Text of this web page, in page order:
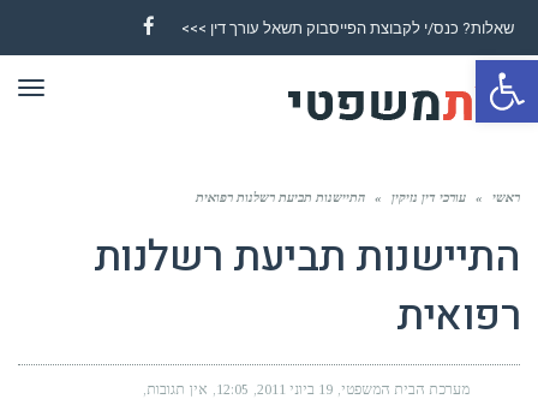
פתח סרגל נגישות
שאלות? כנס/י לקבוצת הפייסבוק תשאל עורך דין >>>
Facebook
ראשי » עורכי דין נזיקין » התיישנות תביעת רשלנות רפואית
התיישנות תביעת רשלנות
רפואית
מערכת הבית המשפטי 19 ביוני 2011 12:05 אין תגובות